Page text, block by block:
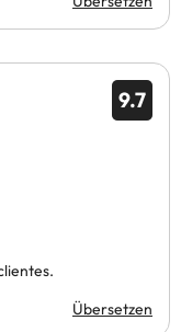
9.7
Übersetzen